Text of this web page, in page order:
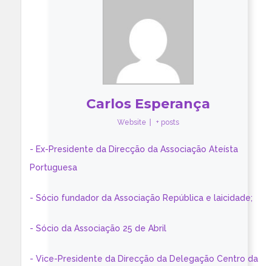
Carlos Esperança
Website + posts
- Ex-Presidente da Direcção da Associação Ateísta
Portuguesa
- Sócio fundador da Associação República e laicidade;
- Sócio da Associação 25 de Abril
- Vice-Presidente da Direcção da Delegação Centro da